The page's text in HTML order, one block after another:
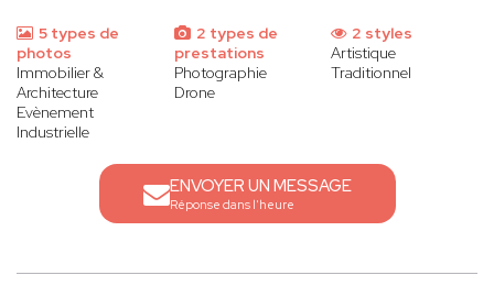
5 types de
photos
Immobilier &
Architecture
Evènement
Industrielle
2 types de
prestations
Photographie
Drone
2 styles
Artistique
Traditionnel
ENVOYER UN MESSAGE
Réponse dans l'heure